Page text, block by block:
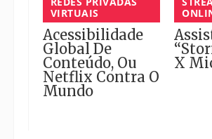
VIRTUAIS
Acessibilidade
Global De
Conteúdo, Ou
Netflix Contra O
Mundo
X